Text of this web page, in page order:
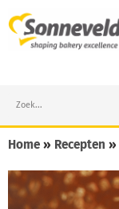
to
content
Search
Home » Recepten »